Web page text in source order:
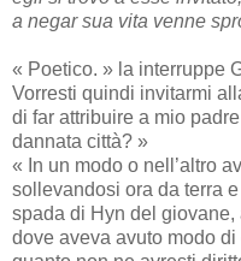
a negar sua vita venne
« Poetico. » la interruppe
Vorresti quindi invitarmi
di far attribuire a mio
dannata città? »
« In un modo o nell’altro
sollevandosi ora da terra
spada di Hyn del
dove aveva avuto modo